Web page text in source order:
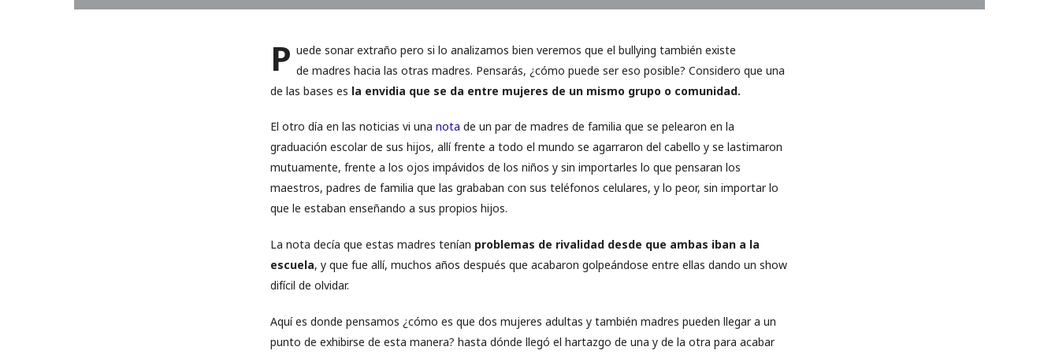
P uede sonar extraño pero si lo analizamos bien veremos que el bullying también existe
de madres hacia las otras madres. Pensarás, ¿cómo puede ser eso posible? Considero que una
de las bases es la envidia que se da entre mujeres de un mismo grupo o comunidad.
El otro día en las noticias vi una nota de un par de madres de familia que se pelearon en la
graduación escolar de sus hijos, allí frente a todo el mundo se agarraron del cabello y se lastimaron
mutuamente, frente a los ojos impávidos de los niños y sin importarles lo que pensaran los
maestros, padres de familia que las grababan con sus teléfonos celulares, y lo peor, sin importar lo
que le estaban enseñando a sus propios hijos.
La nota decía que estas madres tenían problemas de rivalidad desde que ambas iban a la
escuela, y que fue allí, muchos años después que acabaron golpeándose entre ellas dando un show
difícil de olvidar.
Aquí es donde pensamos ¿cómo es que dos mujeres adultas y también madres pueden llegar a un
punto de exhibirse de esta manera? hasta dónde llegó el hartazgo de una y de la otra para acabar